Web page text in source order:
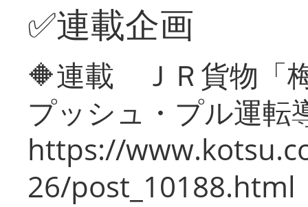
✅連載企画
🔶連載 ＪＲ貨物「
プッシュ・プル運転
https://
26/post_10188.html